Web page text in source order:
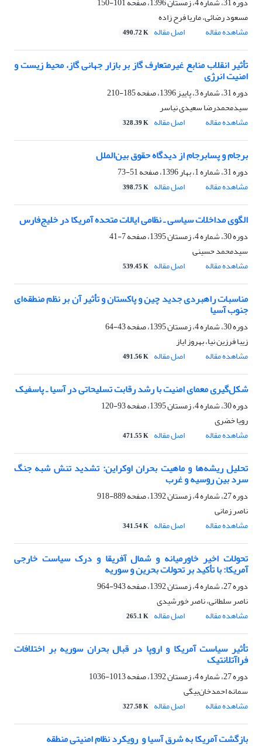
مسعود رضائی، ماریا فرح زاده
مشاهده مقاله
اصل مقاله 490.72 K
تأثیر انقلاب منابع غیرمتعارف گاز بر بازار جهانی گاز، محیط زیست و
امنیت انرژی
دوره 31، شماره 3، پاییز 1396، صفحه
185-210
سیدمحمدرضا سعیدی نیاسر
مشاهده مقاله
اصل مقاله 328.39 K
برجام و پسابرجام از دیدگاه حقوق بین‌الملل
دوره 31، شماره 1، بهار 1396، صفحه
51-73
مشاهده مقاله
اصل مقاله 398.75 K
الگوی مداخلات سیاسی ـ نظامی ایالات متحده آمریکا در خلیج‌فارس
دوره 30، شماره 4، زمستان 1395، صفحه
7-41
سیدمحمد حسینی
مشاهده مقاله
اصل مقاله 539.45 K
مناسبات راهبردی جدید چین و پاکستان و تأثیر آن بر نظم منطقه‌ای
جنوب آسیا
دوره 30، شماره 4، زمستان 1395، صفحه
43-64
زیبا فرزین نیا، بهروز ایاز
مشاهده مقاله
اصل مقاله 491.56 K
شکل‌گیری معمای امنیت با رشد رقابت تسلیحاتی در آسیا ـ پاسفیک
دوره 30، شماره 4، زمستان 1395، صفحه
93-120
رویا خضری
مشاهده مقاله
اصل مقاله 471.55 K
تحلیل ریشه‌ها و ماهیت بحران اوکراین: تشدید تنش شبه جنگ
سرد بین روسیه و غرب
دوره 27، شماره 4، زمستان 1392، صفحه
889-918
ناصر زمانی
مشاهده مقاله
اصل مقاله 341.54 K
تحولات اخیر خاورمیانه و شمال آفریقا و درک سیاست خارجی
آمریکا: با تأکید بر تحولات بحرین و سوریه
دوره 27، شماره 4، زمستان 1392، صفحه
943-964
ناصر سلطانی، ناصر خورشیدی
مشاهده مقاله
اصل مقاله 265.1 K
تأثیر سیاست‌ آمریکا و اروپا در قبال بحران سوریه بر اختلافات
فراآتلانتیک
دوره 27، شماره 4، زمستان 1392، صفحه
1013-1036
سمانه احمدخان‌بیگی
مشاهده مقاله
اصل مقاله 327.58 K
بازگشت آمریکا به شرق آسیا و ‏ رویکرد نظام امنیتی منطقه ‏